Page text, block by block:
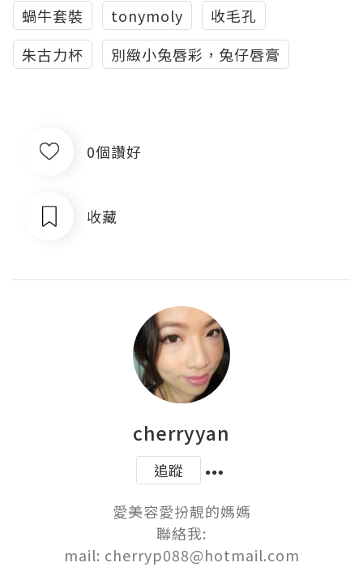
蝸牛套裝 tonymoly
收毛孔
朱古力杯
別緻小兔唇彩，兔仔唇膏
0個讚好
收藏
cherryyan
追蹤
愛美容愛扮靚的媽媽
聯絡我:
mail: cherryp088@hotmail.com